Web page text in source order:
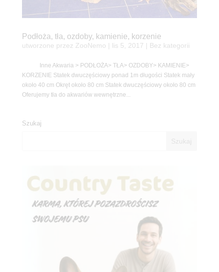
Podłoża, tła, ozdoby, kamienie, korzenie
utworzone przez ZooNemo lis 5, 2017 | Bez kategorii
Inne Akwaria > PODŁOŻA> TŁA> OZDOBY> KAMIENIE>
KORZENIE Statek dwuczęściowy ponad 1m długości Statek mały
około 40 cm Okręt około 80 cm Statek dwuczęściowy około 80 cm
Oferujemy tła do akwariów wewnętrzne...
Szukaj